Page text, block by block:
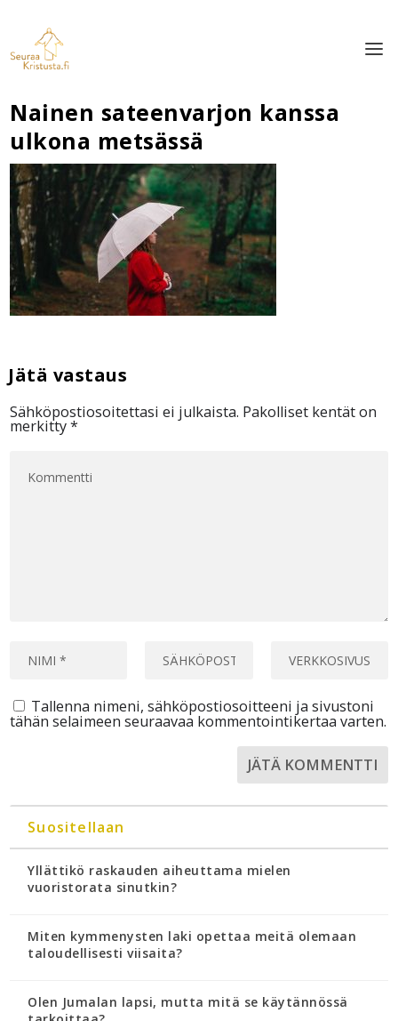
Nainen sateenvarjon kanssa
ulkona metsässä
Sähköpostiosoitettasi ei julkaista. Pakolliset kentät on
merkitty*
Tallenna nimeni, sähköpostiosoitteeni ja sivustoni
tähän selaimeen seuraavaa kommentointikertaa varten.
Suositellaan
Yllättikö raskauden aiheuttama mielen
vuoristorata sinutkin?
Miten kymmenysten laki opettaa meitä olemaan
taloudellisesti viisaita?
Olen Jumalan lapsi, mutta mitä se käytännössä